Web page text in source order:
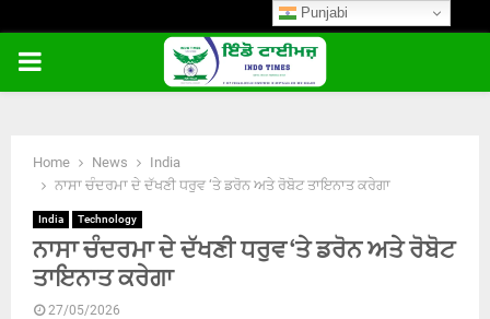
PRIMARY
Home News
India
ਨਾਸਾ ਚੰਦਰਮਾ ਦੇ ਦੱਖਣੀ ਧਰੁਵ ‘ਤੇ ਡਰੋਨ ਅਤੇ ਰੋਬੋਟ ਤਾਇਨਾਤ ਕਰੇਗਾ
India Technology
ਨਾਸਾ ਚੰਦਰਮਾ ਦੇ ਦੱਖਣੀ ਧਰੁਵ ‘ਤੇ ਡਰੋਨ ਅਤੇ ਰੋਬੋਟ
ਤਾਇਨਾਤ ਕਰੇਗਾ
27/05/2026
Punjabi